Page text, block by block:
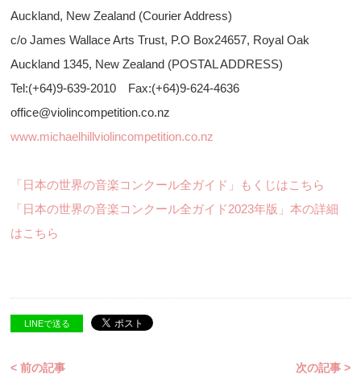
Auckland, New Zealand (Courier Address)
c/o James Wallace Arts Trust, P.O Box24657, Royal Oak
Auckland 1345, New Zealand (POSTAL ADDRESS)
Tel:(+64)9-639-2010 Fax:(+64)9-624-4636
office@violincompetition.co.nz
www.michaelhillviolincompetition.co.nz
「日本の世界の音楽コンクール全ガイド」もくじはこちら
「日本の世界の音楽コンクール全ガイド2023年版」本の詳細
はこちら
LINEで送る
< 前の記事 次の記事 >